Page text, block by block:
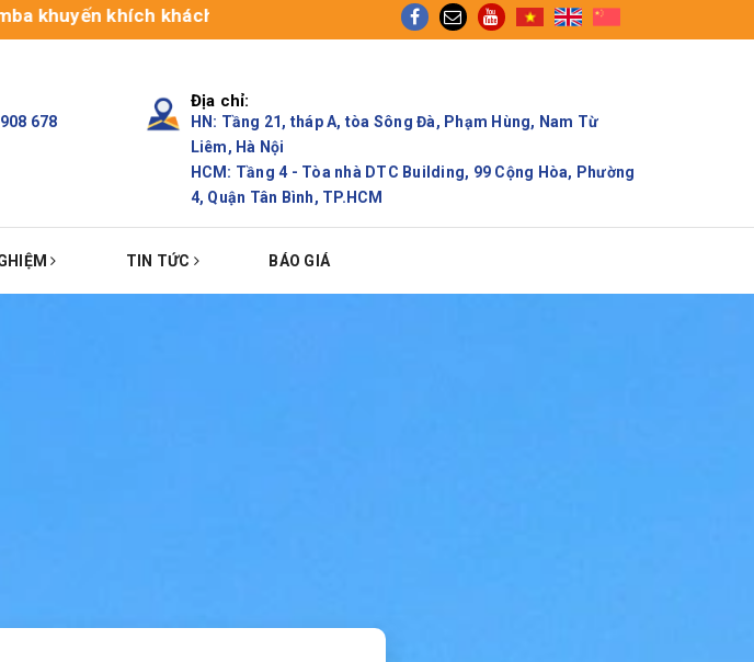
khích khách hàng sử dụng dịch vụ Gom cont chính ngạch để tối ưu thời gian và chi
678
Địa chỉ:
HN: Tầng 21, tháp A, tòa Sông Đà, Phạm Hùng, Nam Từ
Liêm, Hà Nội
HCM: Tầng 4 - Tòa nhà DTC Building, 99 Cộng Hòa, Phường
4, Quận Tân Bình, TP.HCM
TIN TỨC BÁO GIÁ